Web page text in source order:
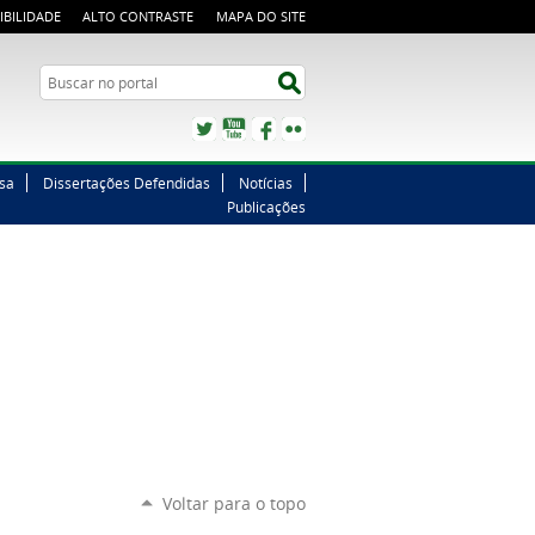
ALTO CONTRASTE MAPA DO SITE
Buscar no portal
TwitterYouTubeFacebook
Dissertações Defendidas
Notícias
Publicações
Voltar para o topo